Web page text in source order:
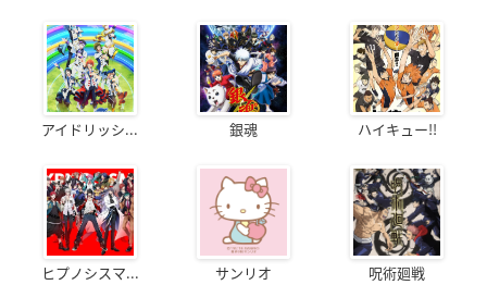
アイドリッシ... 銀魂 ハイキュー!!
ヒプノシスマ... サンリオ 呪術廻戦